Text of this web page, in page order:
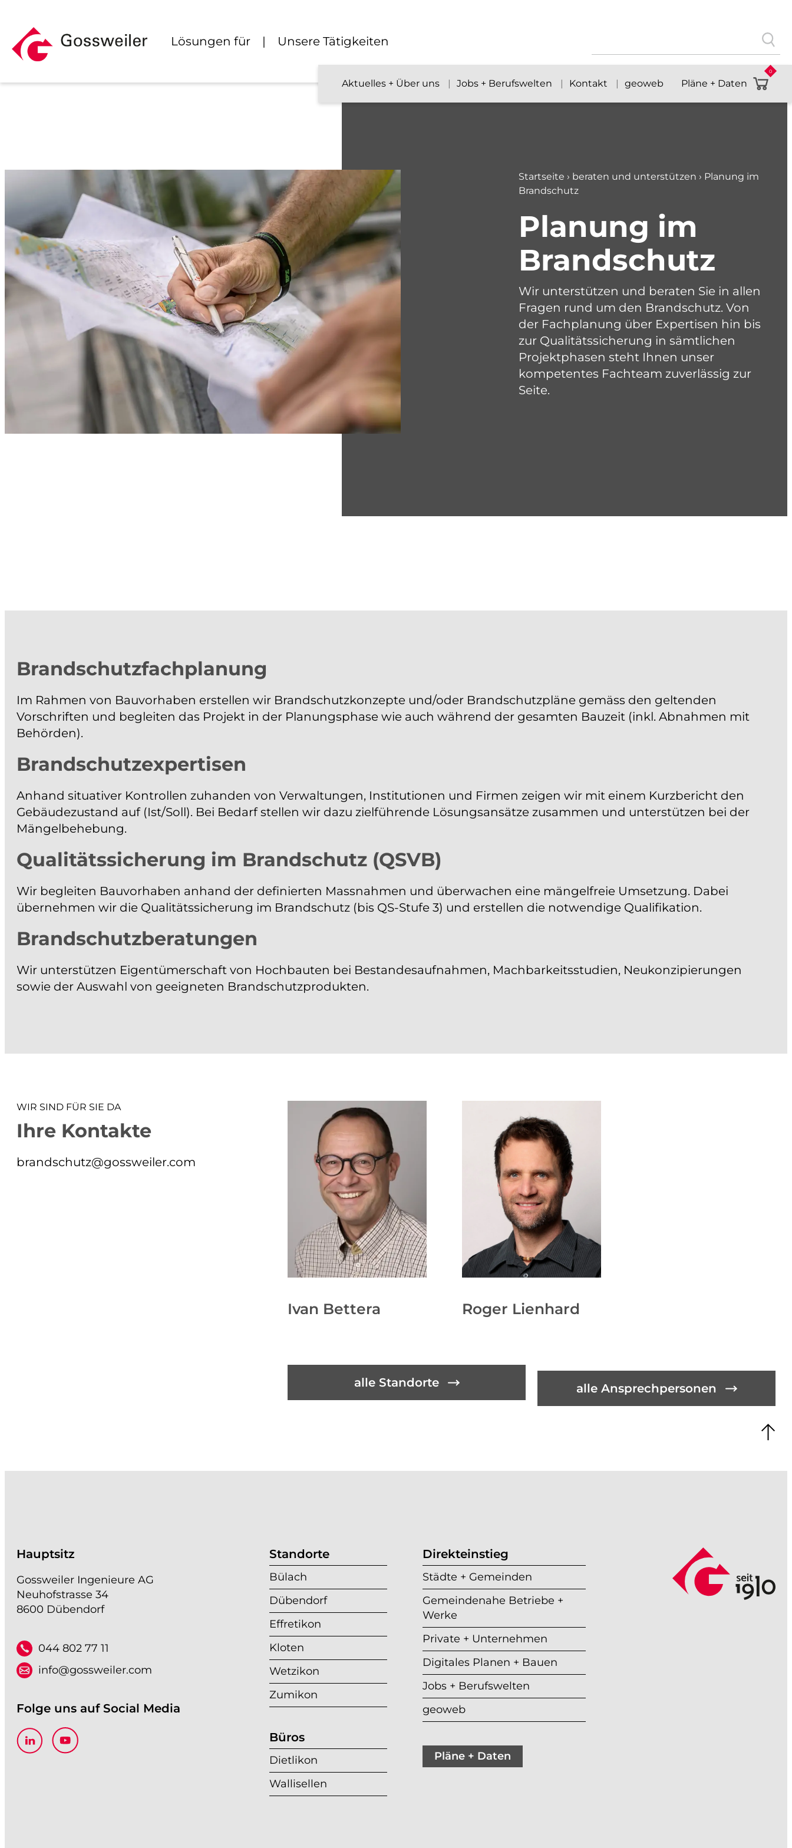
Inhalt
springen
Lösungen für Unsere Tätigkeiten
nach:
Aktuelles + Über uns Jobs + Berufswelten Kontakt geoweb Pläne + Daten
0
Startseite › beraten und unterstützen › Planung im
Brandschutz
Planung im
Brandschutz
Wir unterstützen und beraten Sie in allen
Fragen rund um den Brandschutz. Von
der Fachplanung über Expertisen hin bis
zur Qualitätssicherung in sämtlichen
Projektphasen steht Ihnen unser
kompetentes Fachteam zuverlässig zur
Seite.
Brandschutzfachplanung
Im Rahmen von Bauvorhaben erstellen wir Brandschutzkonzepte und/oder Brandschutzpläne gemäss den geltenden
Vorschriften und begleiten das Projekt in der Planungsphase wie auch während der gesamten Bauzeit (inkl. Abnahmen mit
Behörden).
Brandschutzexpertisen
Anhand situativer Kontrollen zuhanden von Verwaltungen, Institutionen und Firmen zeigen wir mit einem Kurzbericht den
Gebäudezustand auf (Ist/Soll). Bei Bedarf stellen wir dazu zielführende Lösungsansätze zusammen und unterstützen bei der
Mängelbehebung.
Qualitätssicherung im Brandschutz (QSVB)
Wir begleiten Bauvorhaben anhand der definierten Massnahmen und überwachen eine mängelfreie Umsetzung. Dabei
übernehmen wir die Qualitätssicherung im Brandschutz (bis QS-Stufe 3) und erstellen die notwendige Qualifikation.
Brandschutzberatungen
Wir unterstützen Eigentümerschaft von Hochbauten bei Bestandesaufnahmen, Machbarkeitsstudien, Neukonzipierungen
sowie der Auswahl von geeigneten Brandschutzprodukten.
WIR SIND FÜR SIE DA
Ihre Kontakte
brandschutz@gossweiler.com
Ivan Bettera Roger Lienhard
alle Standorte alle Ansprechpersonen
Hauptsitz
Gossweiler Ingenieure AG
Neuhofstrasse 34
8600 Dübendorf
044 802 77 11
info@gossweiler.com
Folge uns auf Social Media
Standorte
Bülach
Dübendorf
Effretikon
Kloten
Wetzikon
Zumikon
Büros
Dietlikon
Wallisellen
Direkteinstieg
Städte + Gemeinden
Gemeindenahe Betriebe +
Werke
Private + Unternehmen
Digitales Planen + Bauen
Jobs + Berufswelten
geoweb
Pläne + Daten